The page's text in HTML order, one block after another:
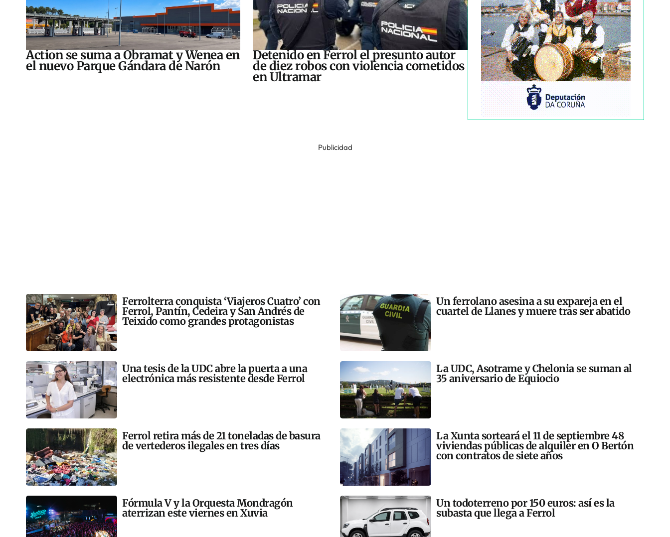
Action se suma a Obramat y Wenea en
el nuevo Parque Gándara de Narón
Detenido en Ferrol el presunto autor
de diez robos con violencia cometidos
en Ultramar
Publicidad
Ferrolterra conquista ‘Viajeros Cuatro’ con
Ferrol, Pantín, Cedeira y San Andrés de
Teixido como grandes protagonistas
Un ferrolano asesina a su expareja en el
cuartel de Llanes y muere tras ser abatido
Una tesis de la UDC abre la puerta a una
electrónica más resistente desde Ferrol
La UDC, Asotrame y Chelonia se suman al
35 aniversario de Equiocio
Ferrol retira más de 21 toneladas de basura
de vertederos ilegales en tres días
La Xunta sorteará el 11 de septiembre 48
viviendas públicas de alquiler en O Bertón
con contratos de siete años
Fórmula V y la Orquesta Mondragón
aterrizan este viernes en Xuvia
Un todoterreno por 150 euros: así es la
subasta que llega a Ferrol